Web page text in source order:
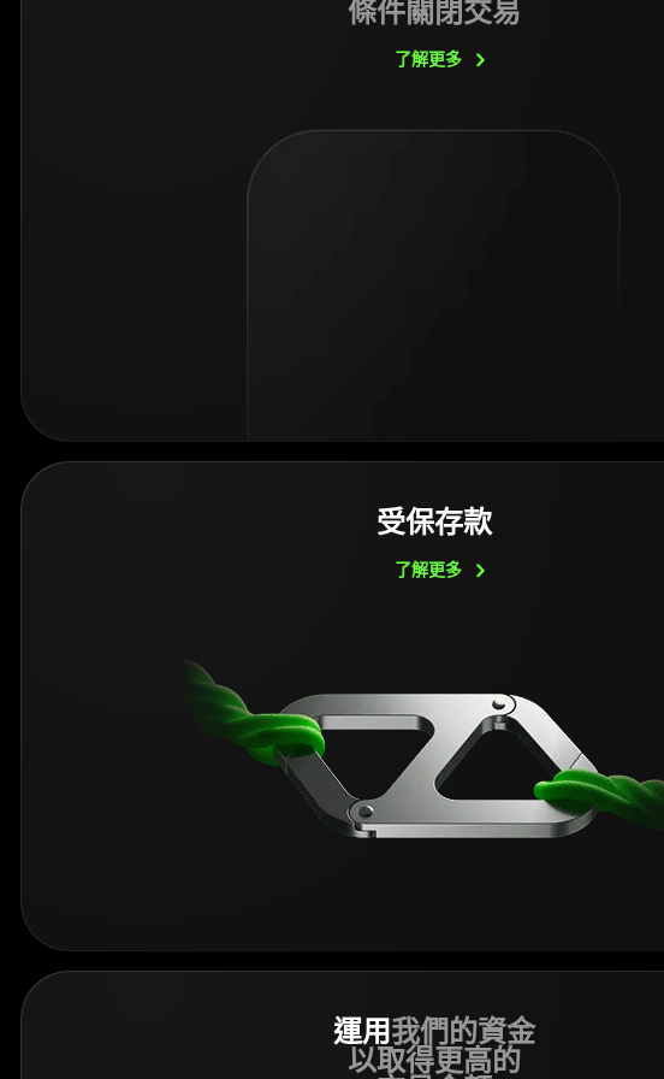
條件關閉交易
了解更多
受保存款
了解更多
運用 我們的資金
以取得更高的